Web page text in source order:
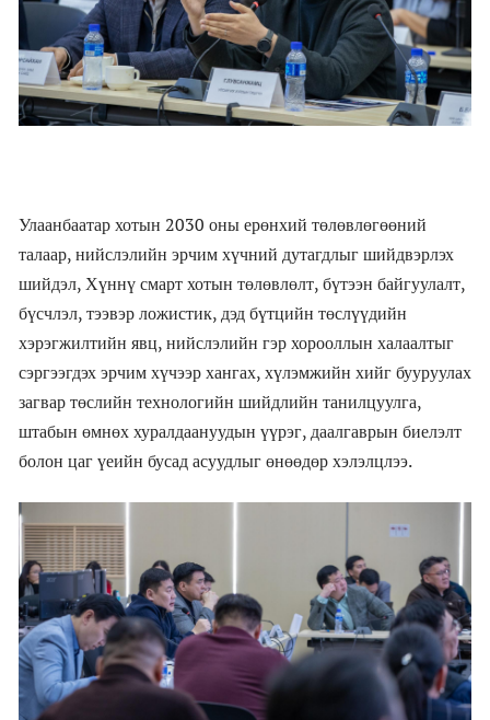
Улаанбаатар хотын 2030 оны ерөнхий төлөвлөгөөний
талаар, нийслэлийн эрчим хүчний дутагдлыг шийдвэрлэх
шийдэл, Хүннү смарт хотын төлөвлөлт, бүтээн байгуулалт,
бүсчлэл, тээвэр ложистик, дэд бүтцийн төслүүдийн
хэрэгжилтийн явц, нийслэлийн гэр хорооллын халаалтыг
сэргээгдэх эрчим хүчээр хангах, хүлэмжийн хийг бууруулах
загвар төслийн технологийн шийдлийн танилцуулга,
штабын өмнөх хуралдаануудын үүрэг, даалгаврын биелэлт
болон цаг үеийн бусад асуудлыг өнөөдөр хэлэлцлээ.